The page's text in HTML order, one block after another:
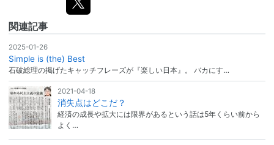
関連記事
2025-01-26
Simple is (the) Best
石破総理の掲げたキャッチフレーズが『楽しい日本』。 バカにす…
2021-04-18
消失点はどこだ？
経済の成長や拡大には限界があるという話は5年くらい前から
よく…